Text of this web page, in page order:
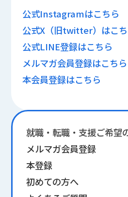
公式Instagramはこちら
公式X（旧twitter）はこ
公式LINE登録はこちら
メルマガ会員登録はこちら
本会員登録はこちら
就職・転職・支援ご希望
メルマガ会員登録
本登録
初めての方へ